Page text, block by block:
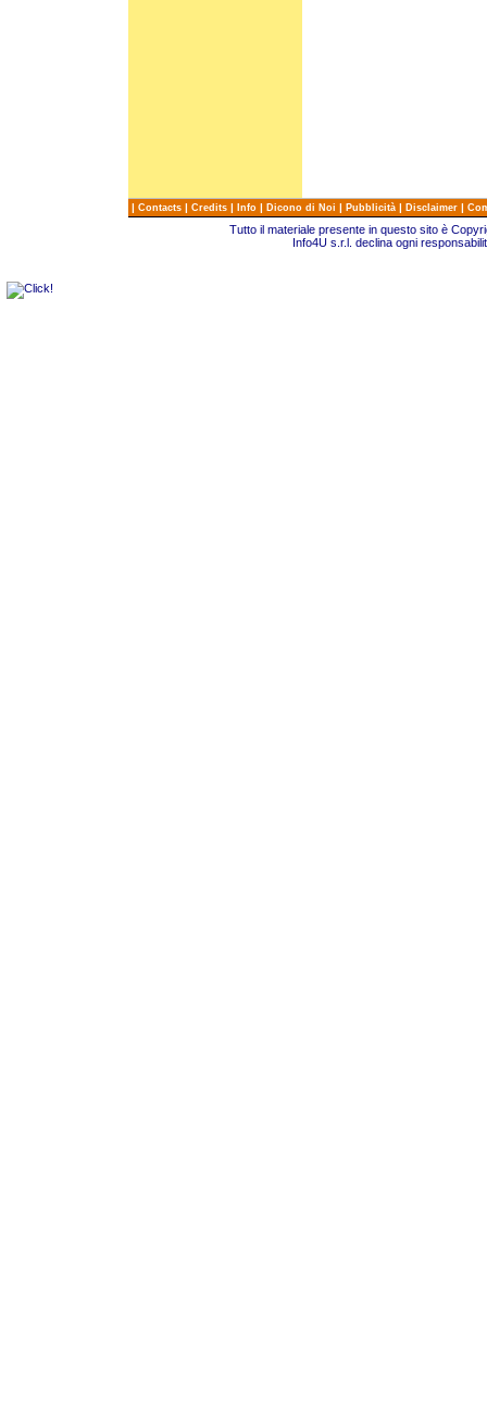
| Contacts | Credits | Info | Dicono di Noi | Pubblicità | Disclaimer |
Tutto il materiale presente in questo sito è
Info4U s.r.l. declina ogni